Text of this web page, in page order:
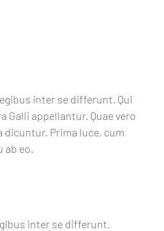
inter se differunt. Qui
Galli appellantur. Quae vero
Prima luce, cum
ab eo.
inter se differunt.